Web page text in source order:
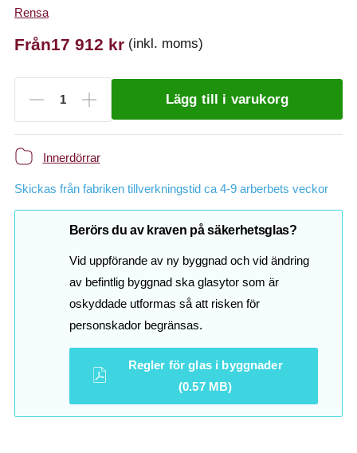
Rensa
Från17 912 kr (inkl. moms)
Lägg till i varukorg
Innerdörrar
Skickas från fabriken tillverkningstid ca 4-9 arberbets veckor
Berörs du av kraven på säkerhetsglas?
Vid uppförande av ny byggnad och vid ändring
av befintlig byggnad ska glasytor som är
oskyddade utformas så att risken för
personskador begränsas.
Regler för glas i byggnader
(0.57 MB)